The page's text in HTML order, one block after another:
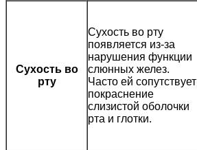
Сухость во
рту
Сухость во рту
появляется из-за
нарушения функции
слюнных желез.
Часто ей сопутствует
покраснение
слизистой оболочки
рта и глотки.